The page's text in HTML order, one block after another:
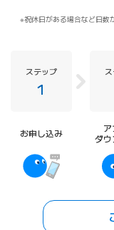
祝休日がある場合など日数
ステップ
1
お申し込み
ダウ